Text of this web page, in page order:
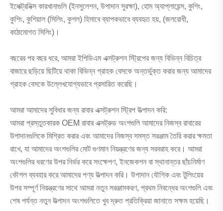
ইলেক্ট্রনিক্স কারখানাগুলি (ইনসুলেশন, উপাদান সুরক্ষা), হোম অ্যাপ্লায়েন্স, কুশিং,
কুশিং, কুশিয়াল (সিলিং, কুশল) হিসাবে ব্যাপকভাবে ব্যবহৃত হয়, (জলরোধী,
কাঠামোগত সিলিং)।
বছরের পর বছর ধরে, আমরা ইপিডিএম এক্সট্রুশন স্ট্রিপের জন্য বিভিন্ন বিচিত্র
বাজারে ছড়িয়ে ছিটিয়ে থাকা বিভিন্ন গ্রাহক বেসকে অন্তর্ভুক্ত করার জন্য আমাদের
গ্রাহক বেসকে উল্লেখযোগ্যভাবে প্রসারিত করেছি।
আমরা আমাদের সুবিধার জন্য রাবার এক্সট্রুশন স্ট্রিপ উত্পাদন করি:
আমরা প্রস্তুতকারক OEM রাবার এক্সট্রুড অংশগুলি আমাদের নিজস্ব রাবারের
উপাদানগুলিকে মিশ্রিত করার এবং আমাদের নিজস্ব সমস্ত সরঞ্জাম তৈরি করার ক্ষমতা
রাখে, যা আমাদের অংশগুলির মোট গুণমান নিয়ন্ত্রণের জন্য সরবরাহ করে। আমরা
অংশগুলির ধরণের উপর নির্ভর করে সংক্ষেপণ, ইনজেকশন বা স্থানান্তর ছাঁচনির্মাণ
কৌশল ব্যবহার করে আমাদের পণ্য উত্পাদন করি। উপাদান যৌগিক এবং টুলিংয়ের
উপর সম্পূর্ণ নিয়ন্ত্রণের সাথে আমরা নতুন সরঞ্জামকরণ, প্রথম নিবন্ধের অংশগুলি এবং
শেষ পর্যন্ত নতুন উত্পাদন অংশগুলিতে খুব দ্রুত প্রতিক্রিয়া জানাতে সক্ষম হয়েছি।